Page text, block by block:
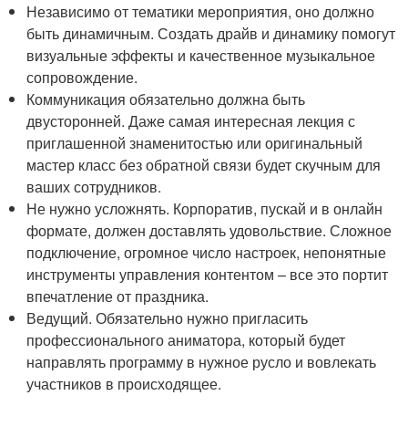
Независимо от тематики мероприятия, оно должно
быть динамичным. Создать драйв и динамику помогут
визуальные эффекты и качественное музыкальное
сопровождение.
Коммуникация обязательно должна быть
двусторонней. Даже самая интересная лекция с
приглашенной знаменитостью или оригинальный
мастер класс без обратной связи будет скучным для
ваших сотрудников.
Не нужно усложнять. Корпоратив, пускай и в онлайн
формате, должен доставлять удовольствие. Сложное
подключение, огромное число настроек, непонятные
инструменты управления контентом – все это портит
впечатление от праздника.
Ведущий. Обязательно нужно пригласить
профессионального аниматора, который будет
направлять программу в нужное русло и вовлекать
участников в происходящее.